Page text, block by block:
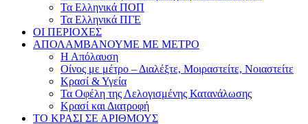
Τα Ελληνικά ΠΟΠ
Τα Ελληνικά ΠΓΕ
ΟΙ ΠΕΡΙΟΧΕΣ
ΑΠΟΛΑΜΒΑΝΟΥΜΕ ΜΕ ΜΕΤΡΟ
Η Απόλαυση
Οίνος με μέτρο – Διαλέξτε, Μοιραστείτε, Νοιαστείτε
Κρασί & Υγεία
Τα Οφέλη της Λελογισμένης Κατανάλωσης
Κρασί και Διατροφή
ΤΟ ΚΡΑΣΙ ΣΕ ΑΡΙΘΜΟΥΣ